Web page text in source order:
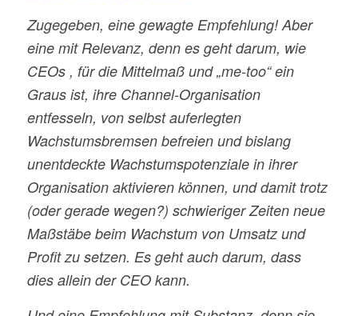
Zugegeben, eine gewagte Empfehlung! Aber
eine mit Relevanz, denn es geht darum, wie
CEOs , für die Mittelmaß und „me-too“ ein
Graus ist, ihre Channel-Organisation
entfesseln, von selbst auferlegten
Wachstumsbremsen befreien und bislang
unentdeckte Wachstumspotenziale in ihrer
Organisation aktivieren können, und damit trotz
(oder gerade wegen?) schwieriger Zeiten neue
Maßstäbe beim Wachstum von Umsatz und
Profit zu setzen. Es geht auch darum, dass
dies allein der CEO kann.